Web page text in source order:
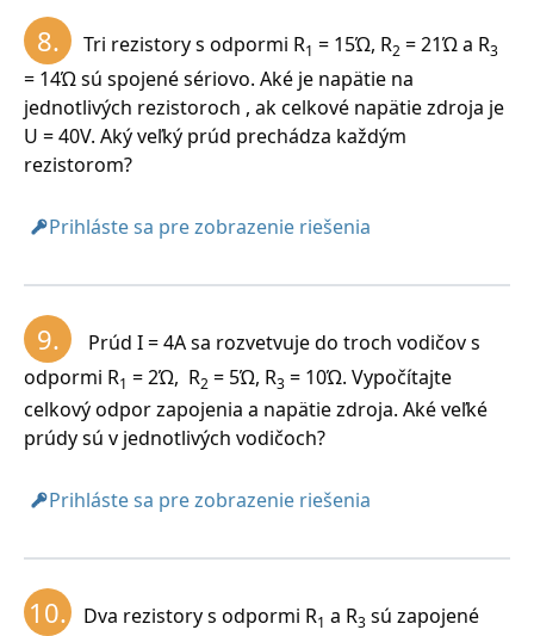
8. Tri rezistory s odpormi R1 = 15Ώ, R2 = 21Ώ a R3
= 14Ώ sú spojené sériovo. Aké je napätie na
jednotlivých rezistoroch , ak celkové napätie zdroja je
U = 40V. Aký veľký prúd prechádza každým
rezistorom?
Prihláste sa pre zobrazenie riešenia
9.
Prúd I = 4A sa rozvetvuje do troch vodičov s
odpormi R1 = 2Ώ, R2 = 5Ώ, R3 = 10Ώ. Vypočítajte
celkový odpor zapojenia a napätie zdroja. Aké veľké
prúdy sú v jednotlivých vodičoch?
Prihláste sa pre zobrazenie riešenia
10. Dva rezistory s odpormi R1 a R3 sú zapojené